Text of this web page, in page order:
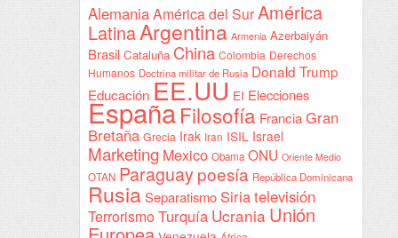
Sudán
AlemaniaAmérica del SurAmérica
LatinaArgentina Armenia Azerbaiyán
Brasil Cataluña China Colombia Derechos
Humanos Doctrina militar de Rusia Donald Trump
Educación EE.UU EI Elecciones
España Filosofía Francia Gran
Bretaña Grecia Irak Iran ISIL Israel
Marketing Mexico Obama ONU Oriente Medio
OTAN Paraguay poesía República Dominicana
Rusia Separatismo Siriatelevisión
Terrorismo Turquía Ucrania Unión